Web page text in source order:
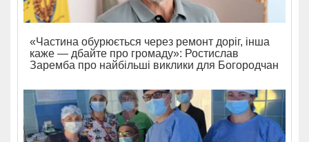
«Частина обурюється через ремонт доріг, інша
каже — дбайте про громаду»: Ростислав
Заремба про найбільші виклики для Богородчан